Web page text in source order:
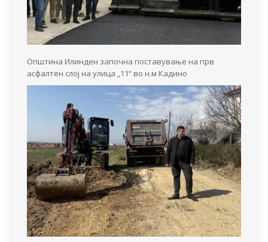
Општина Илинден започна поставување на прв
асфалтен слој на улица „11“ во н.м Кадино